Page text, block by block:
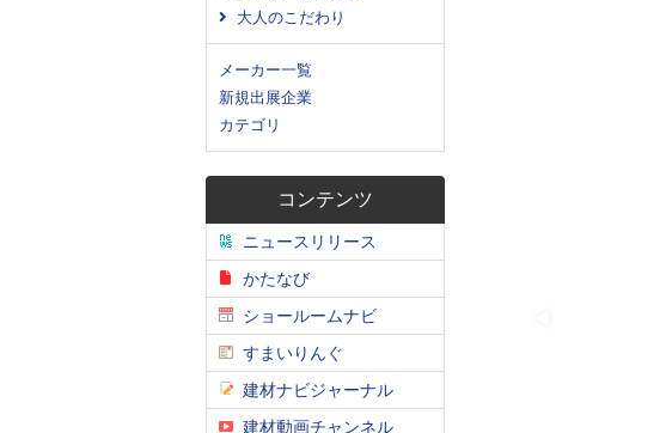
大人のこだわり
メーカー一覧
新規出展企業
カテゴリ
コンテンツ
ニュースリリース
かたなび
ショールームナビ
すまいりんぐ
建材ナビジャーナル
建材動画チャンネル